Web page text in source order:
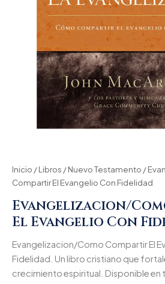
Inicio /Libros /Nuevo Testamento /
Compartir El Evangelio Con Fidelidad
Evangelizacion/
El Evangelio Con
Evangelizacion/Como Compartir El
Fidelidad. Un libro cristiano que
crecimiento espiritual. Disponible en